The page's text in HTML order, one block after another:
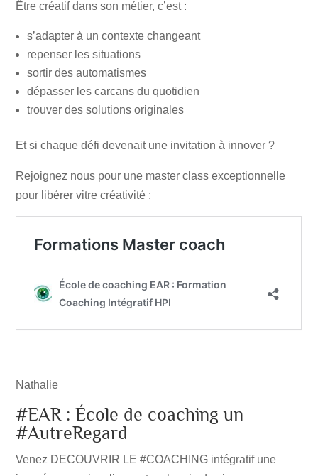
Être créatif dans son métier, c’est :
s’adapter à un contexte changeant
repenser les situations
sortir des automatismes
dépasser les carcans du quotidien
trouver des solutions originales
Et si chaque défi devenait une invitation à innover ?
Rejoignez nous pour une master class exceptionnelle
pour libérer vitre créativité :
Nathalie
#EAR : École de coaching un
#AutreRegard
Venez DECOUVRIR LE #COACHING intégratif une